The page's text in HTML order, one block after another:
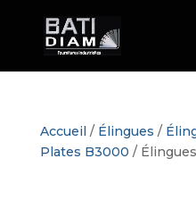
Accueil / Élingues /
Plates B3000 /